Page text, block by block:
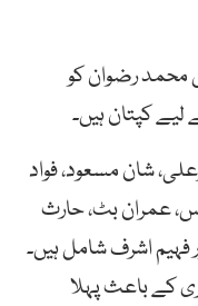
محمد رضوان کو
کپتان ہیں۔
شان مسعود، فواد
عمران بٹ، حارث
فہیم اشرف شامل ہیں۔
کے باعث پہلا